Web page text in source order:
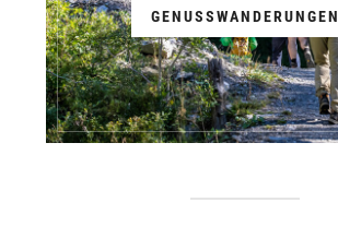
GENUSSWANDERUNGEN